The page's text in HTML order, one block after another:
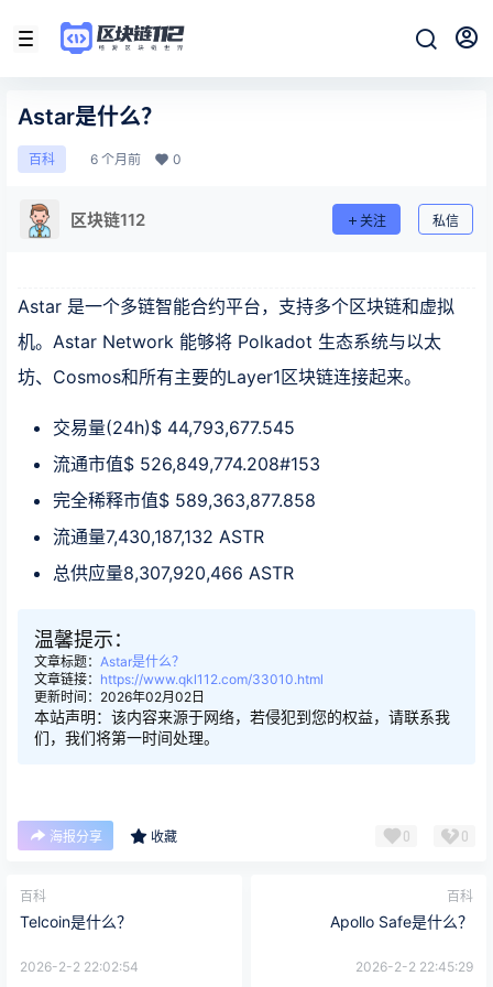
Astar是什么？
百科 6 个月前 0
区块链112 关注 私信
Astar 是一个多链智能合约平台，支持多个区块链和虚拟
机。Astar Network 能够将 Polkadot 生态系统与以太
坊、Cosmos和所有主要的Layer1区块链连接起来。
交易量(24h)$ 44,793,677.545
流通市值$ 526,849,774.208#153
完全稀释市值$ 589,363,877.858
流通量7,430,187,132 ASTR
总供应量8,307,920,466 ASTR
温馨提示：
文章标题： Astar是什么？
文章链接： https://www.qkl112.com/33010.html
更新时间：2026年02月02日
本站声明：该内容来源于网络，若侵犯到您的权益，请联系我
们，我们将第一时间处理。
海报分享 收藏 0 0
百科
Telcoin是什么？
2026-2-2 22:02:54
百科
Apollo Safe是什么？
2026-2-2 22:45:29